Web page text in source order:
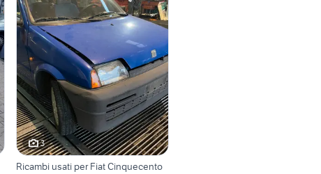
3
Ricambi usati per Fiat Cinquecento